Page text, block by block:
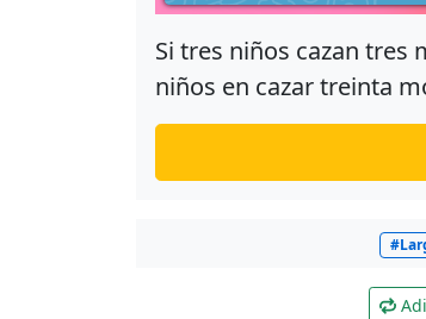
Si tres niños cazan tres
niños en cazar treinta